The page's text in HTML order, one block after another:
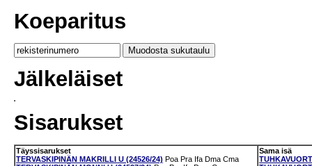
Koeparitus
Jälkeläiset
Sisarukset
Täyssisarukset
TERVASKIPINÄN MAKRILLI U (24526/24) Poa Pra Ifa Dma Cma
Sama isä